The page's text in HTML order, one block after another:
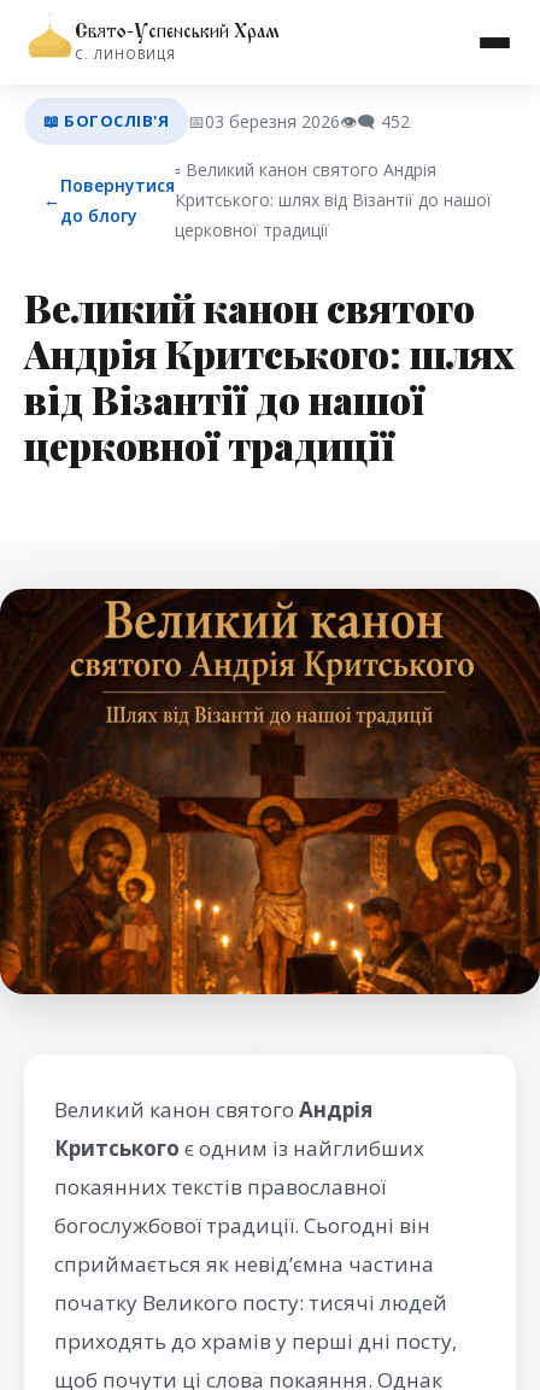
Свято-Успенський Храм
С. ЛИНОВИЦЯ
📖 БОГОСЛІВ'Я 📅03 березня 2026👁️‍🗨️ 452
←
Повернутися
до блогу
▫︎ Великий канон святого Андрія
Критського: шлях від Візантії до нашої
церковної традиції
Великий канон святого
Андрія Критського: шлях
від Візантії до нашої
церковної традиції
Великий канон святого Андрія
Критського є одним із найглибших
покаянних текстів православної
богослужбової традиції. Сьогодні він
сприймається як невід’ємна частина
початку Великого посту: тисячі людей
приходять до храмів у перші дні посту,
щоб почути ці слова покаяння. Однак